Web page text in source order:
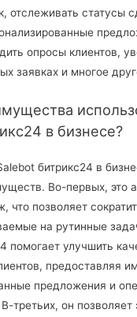
отслеживать статусы
опросы клиентов,
заявках и многое
в бизнесе?
битрикс24 в
Во-первых, это
что позволяет
на рутинные
помогает улучшить
предоставляя
предложения и
третьих, он позволяет